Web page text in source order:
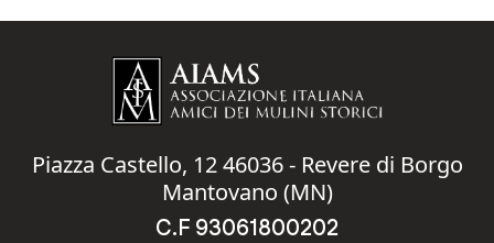
Piazza Castello, 12 46036 - Revere di Borgo
Mantovano (MN)
C.F 93061800202